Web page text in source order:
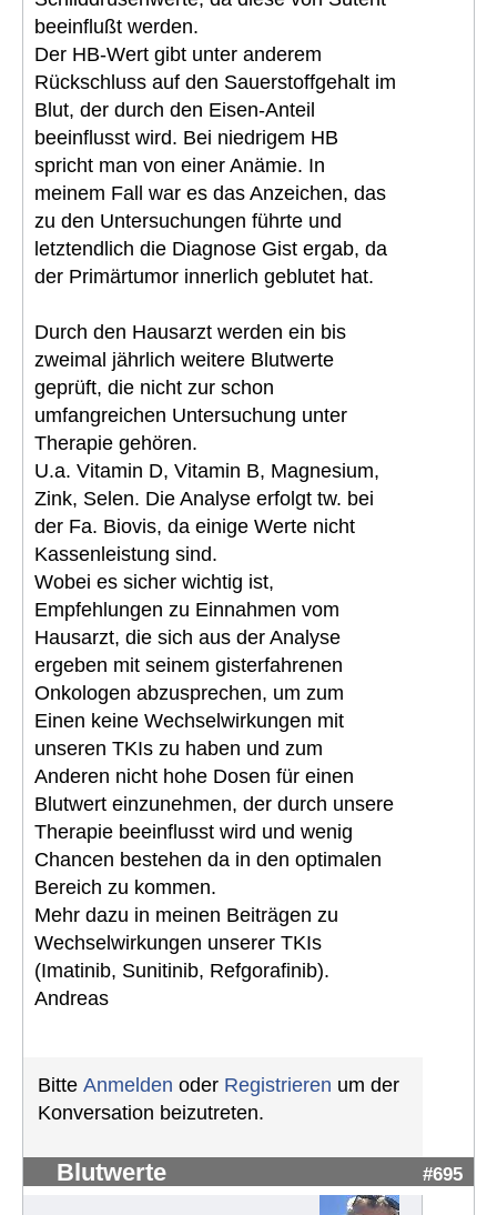
beeinflußt werden.
Der HB-Wert gibt unter anderem
Rückschluss auf den Sauerstoffgehalt im
Blut, der durch den Eisen-Anteil
beeinflusst wird. Bei niedrigem HB
spricht man von einer Anämie. In
meinem Fall war es das Anzeichen, das
zu den Untersuchungen führte und
letztendlich die Diagnose Gist ergab, da
der Primärtumor innerlich geblutet hat.
Durch den Hausarzt werden ein bis
zweimal jährlich weitere Blutwerte
geprüft, die nicht zur schon
umfangreichen Untersuchung unter
Therapie gehören.
U.a. Vitamin D, Vitamin B, Magnesium,
Zink, Selen. Die Analyse erfolgt tw. bei
der Fa. Biovis, da einige Werte nicht
Kassenleistung sind.
Wobei es sicher wichtig ist,
Empfehlungen zu Einnahmen vom
Hausarzt, die sich aus der Analyse
ergeben mit seinem gisterfahrenen
Onkologen abzusprechen, um zum
Einen keine Wechselwirkungen mit
unseren TKIs zu haben und zum
Anderen nicht hohe Dosen für einen
Blutwert einzunehmen, der durch unsere
Therapie beeinflusst wird und wenig
Chancen bestehen da in den optimalen
Bereich zu kommen.
Mehr dazu in meinen Beiträgen zu
Wechselwirkungen unserer TKIs
(Imatinib, Sunitinib, Refgorafinib).
Andreas
Bitte Anmelden oder Registrieren um der
Konversation beizutreten.
Blutwerte #695